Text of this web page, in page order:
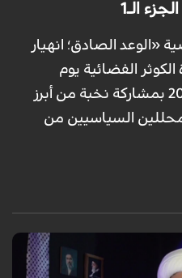
الـ1
«الوعد الصادق؛ انهيار
الكوثر الفضائية يوم
السبت 4 نيسان ابريل 2026 بمشاركة نخبة من أبرز
السياسيين من
المخصص لأطفال الشهداء، وبمشاركة